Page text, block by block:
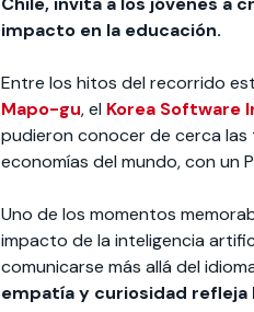
impacto en la educación.
Entre los hitos del recorrido
Mapo-gu, el Korea Software
pudieron conocer de cerca las
economías del mundo, con un
Uno de los momentos
impacto de la inteligencia
comunicarse más allá del
empatía y curiosidad